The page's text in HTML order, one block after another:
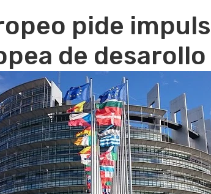
pide
de